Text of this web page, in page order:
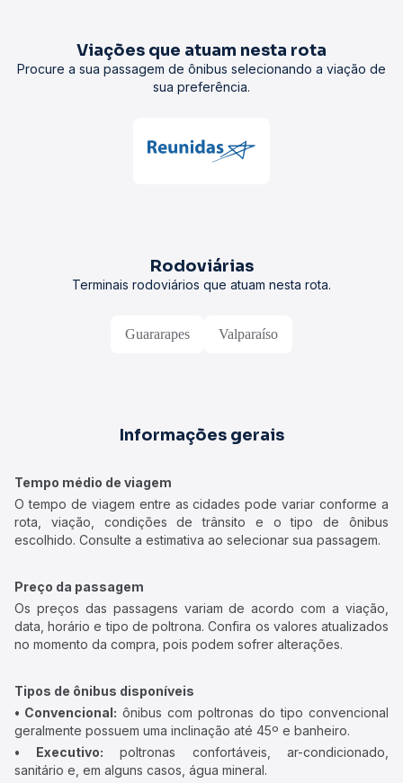
Viações que atuam nesta rota
Procure a sua passagem de ônibus selecionando a viação de
sua preferência.
Rodoviárias
Terminais rodoviários que atuam nesta rota.
Guararapes Valparaíso
Informações gerais
Tempo médio de viagem
O tempo de viagem entre as cidades pode variar conforme a
rota, viação, condições de trânsito e o tipo de ônibus
escolhido. Consulte a estimativa ao selecionar sua passagem.
Preço da passagem
Os preços das passagens variam de acordo com a viação,
data, horário e tipo de poltrona. Confira os valores atualizados
no momento da compra, pois podem sofrer alterações.
Tipos de ônibus disponíveis
• Convencional: ônibus com poltronas do tipo convencional
geralmente possuem uma inclinação até 45º e banheiro.
• Executivo: poltronas confortáveis, ar-condicionado,
sanitário e, em alguns casos, água mineral.